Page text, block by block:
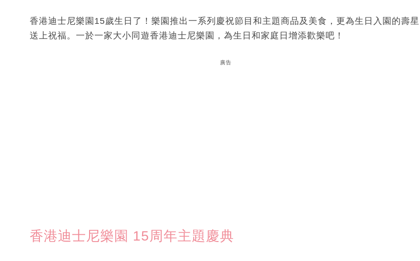
香港迪士尼樂園15歲生日了！樂園推出一系列慶祝節目和主題商品及美食，更為生日入園的壽星
送上祝福。一於一家大小同遊香港迪士尼樂園，為生日和家庭日增添歡樂吧！
廣告
香港迪士尼樂園 15周年主題慶典